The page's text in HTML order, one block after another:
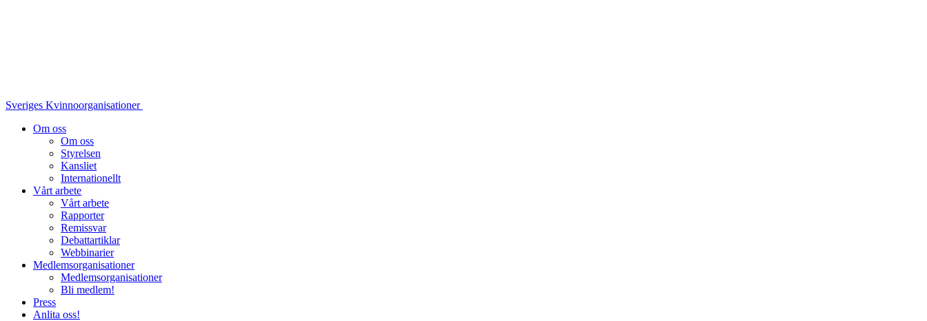
Sveriges Kvinnoorganisationer
Om oss
Om oss
Styrelsen
Kansliet
Internationellt
Vårt arbete
Vårt arbete
Rapporter
Remissvar
Debattartiklar
Webbinarier
Medlemsorganisationer
Medlemsorganisationer
Bli medlem!
Press
Anlita oss!